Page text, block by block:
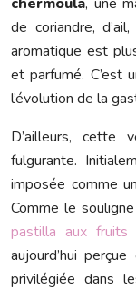
de coriandre,
aromatique est
et parfumé. C’est
l’évolution de la
D’ailleurs, cette
fulgurante.
imposée comme
Comme le
pastilla aux
aujourd’hui
privilégiée dans